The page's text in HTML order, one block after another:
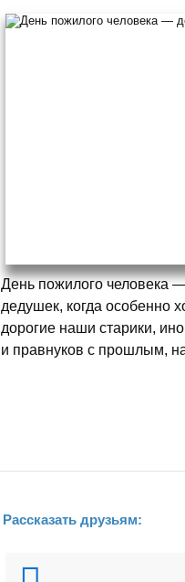
День пожилого человека
дедушек, когда особенно
дорогие наши старики,
и правнуков с прошлым,
Рассказать друзьям: